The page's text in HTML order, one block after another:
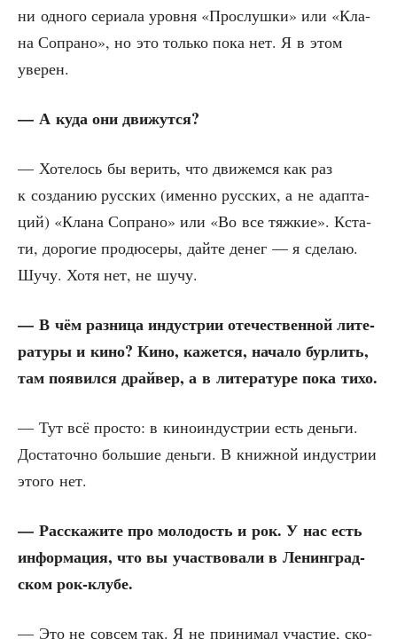
ни одно­го сери­а­ла уров­ня «Про­слуш­ки» или «Кла­
на Сопра­но», но это толь­ко пока нет. Я в этом
уверен.
— А куда они движутся?
— Хоте­лось бы верить, что дви­жем­ся как раз
к созда­нию рус­ских (имен­но рус­ских, а не адап­та­
ций) «Кла­на Сопра­но» или «Во все тяж­кие». Кста­
ти, доро­гие про­дю­се­ры, дай­те денег — я сде­лаю.
Шучу. Хотя нет, не шучу.
— В чём раз­ни­ца инду­стрии оте­че­ствен­ной лите­
ра­ту­ры и кино? Кино, кажет­ся, нача­ло бур­лить,
там появил­ся драй­вер, а в лите­ра­ту­ре пока тихо.
— Тут всё про­сто: в кино­ин­ду­стрии есть день­ги.
Доста­точ­но боль­шие день­ги. В книж­ной инду­стрии
это­го нет.
— Рас­ска­жи­те про моло­дость и рок. У нас есть
инфор­ма­ция, что вы участ­во­ва­ли в Ленин­град­
ском рок-клубе.
— Это не совсем так. Я не при­ни­мал уча­стие, ско­